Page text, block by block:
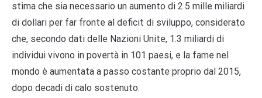
stima che sia necessario un aumento di 2.5 mille miliardi
di dollari per far fronte al deficit di sviluppo, considerato
che, secondo dati delle Nazioni Unite, 1.3 miliardi di
individui vivono in povertà in 101 paesi, e la fame nel
mondo è aumentata a passo costante proprio dal 2015,
dopo decadi di calo sostenuto.